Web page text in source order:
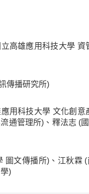
高雄應用科技大學 資
傳播研究所)
用科技大學 文化創意
通管理所)、釋法志 (
圖文傳播所)、江秋霖
)